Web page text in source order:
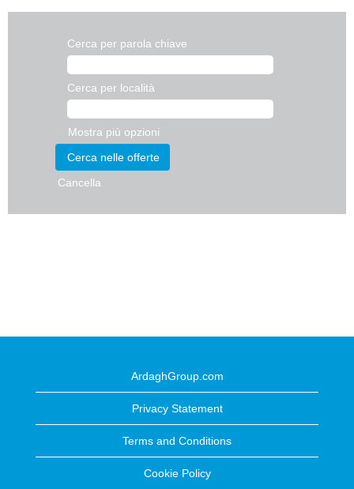
Cerca per parola chiave
Cerca per località
Mostra più opzioni
Cancella
ArdaghGroup.com
Privacy Statement
Terms and Conditions
Cookie Policy